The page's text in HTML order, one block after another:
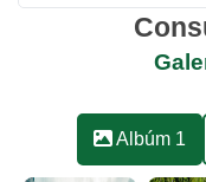
Albúm 1